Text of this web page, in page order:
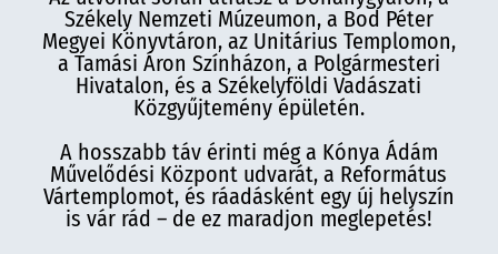
Székely Nemzeti Múzeumon, a Bod Péter
Megyei Könyvtáron, az Unitárius Templomon,
a Tamási Áron Színházon, a Polgármesteri
Hivatalon, és a Székelyföldi Vadászati
Közgyűjtemény épületén.
A hosszabb táv érinti még a Kónya Ádám
Művelődési Központ udvarát, a Református
Vártemplomot, és ráadásként egy új helyszín
is vár rád – de ez maradjon meglepetés!